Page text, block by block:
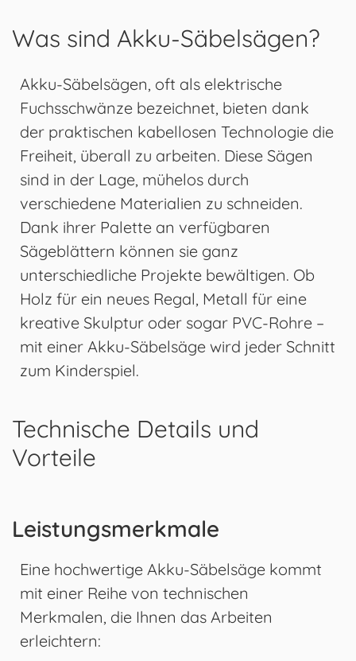
Was sind Akku-Säbelsägen?
Akku-Säbelsägen, oft als elektrische
Fuchsschwänze bezeichnet, bieten dank
der praktischen kabellosen Technologie die
Freiheit, überall zu arbeiten. Diese Sägen
sind in der Lage, mühelos durch
verschiedene Materialien zu schneiden.
Dank ihrer Palette an verfügbaren
Sägeblättern können sie ganz
unterschiedliche Projekte bewältigen. Ob
Holz für ein neues Regal, Metall für eine
kreative Skulptur oder sogar PVC-Rohre –
mit einer Akku-Säbelsäge wird jeder Schnitt
zum Kinderspiel.
Technische Details und
Vorteile
Leistungsmerkmale
Eine hochwertige Akku-Säbelsäge kommt
mit einer Reihe von technischen
Merkmalen, die Ihnen das Arbeiten
erleichtern: